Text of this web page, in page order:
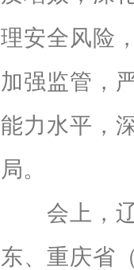
理安全风险
加强监管，
能力水平，
局。
会上，辽
东、重庆省